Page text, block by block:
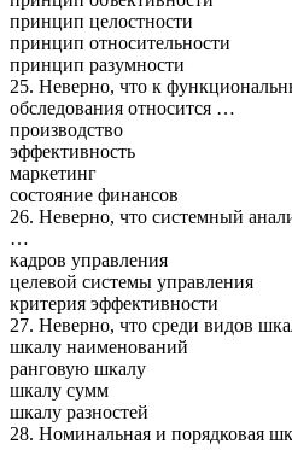
принцип целостности
принцип относительности
принцип разумности
25. Неверно, что к
обследования относится …
производство
эффективность
маркетинг
состояние финансов
26. Неверно, что системный
…
кадров управления
целевой системы управления
критерия эффективности
27. Неверно, что среди видов
шкалу наименований
ранговую шкалу
шкалу сумм
шкалу разностей
28. Номинальная и порядковая